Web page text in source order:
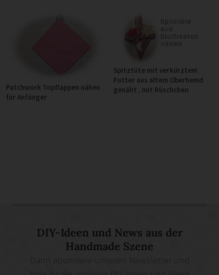
Patchwork Topflappen nähen
für Anfänger
Spitztüte mit verkürztem
Futter aus altem Oberhemd
genäht , mit Rüschchen
DIY-Ideen und News aus der
Handmade Szene